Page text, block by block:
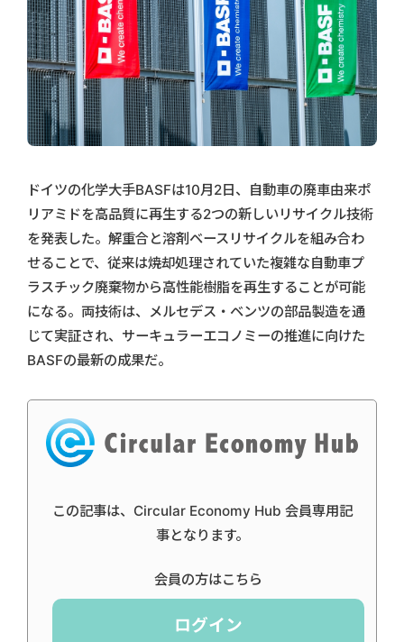
ドイツの化学大手BASFは10月2日、自動車の廃車由来ポ
リアミドを高品質に再生する2つの新しいリサイクル技術
を発表した。解重合と溶剤ベースリサイクルを組み合わ
せることで、従来は焼却処理されていた複雑な自動車プ
ラスチック廃棄物から高性能樹脂を再生することが可能
になる。両技術は、メルセデス・ベンツの部品製造を通
じて実証され、サーキュラーエコノミーの推進に向けた
BASFの最新の成果だ。
この記事は、Circular Economy Hub 会員専用記
事となります。
会員の方はこちら
ログイン